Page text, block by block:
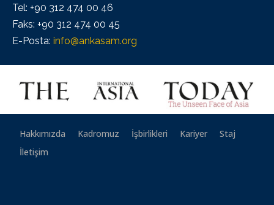
Tel: +90 312 474 00 46
Faks: +90 312 474 00 45
E-Posta: info@ankasam.org
Hakkımızda Kadromuz İşbirlikleri Kariyer
Staj
İletişim